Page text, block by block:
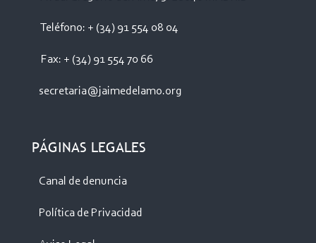
Teléfono: + (34) 91 554 08 04
Fax: + (34) 91 554 70 66
secretaria@jaimedelamo.org
PÁGINAS LEGALES
Canal de denuncia
Política de Privacidad